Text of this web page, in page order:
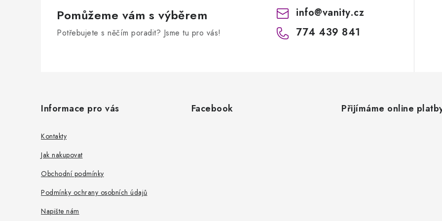
Pomůžeme vám s výběrem
Potřebujete s něčím poradit? Jsme tu pro vás!
info@vanity.cz
774 439 841
Informace pro vás
Kontakty
Jak nakupovat
Obchodní podmínky
Podmínky ochrany osobních údajů
Napište nám
Facebook Přijímáme online